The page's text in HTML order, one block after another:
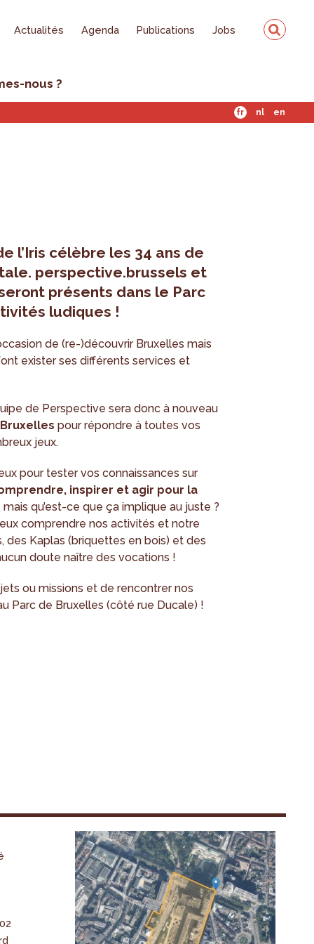
Actualités Agenda Publications Jobs
nous ?
fr nl en
l’Iris célèbre les 34 ans de
perspective.brussels et
présents dans le Parc
ludiques !
de (re-)découvrir Bruxelles mais
exister ses différents services et
de Perspective sera donc à nouveau
pour répondre à toutes vos
jeux.
pour tester vos connaissances sur
inspirer et agir pour la
mais qu’est-ce que ça implique au juste ?
comprendre nos activités et notre
Kaplas (briquettes en bois) et des
doute naître des vocations !
ou missions et de rencontrer nos
Parc de Bruxelles (côté rue Ducale) !